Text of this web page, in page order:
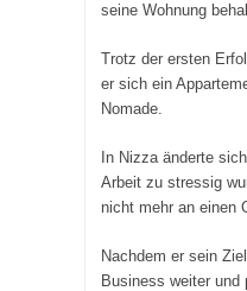
seine Wohnung
Trotz der ersten
er sich ein
Nomade.
In Nizza änderte
Arbeit zu stressig
nicht mehr an einen
Nachdem er sein
Business weiter und